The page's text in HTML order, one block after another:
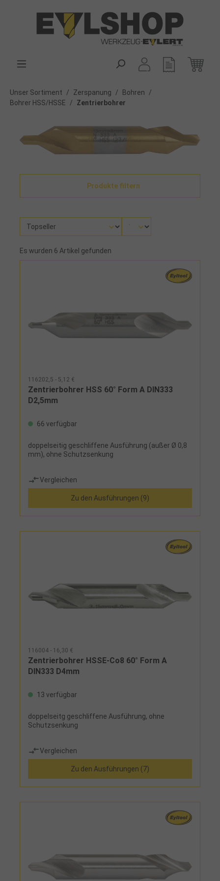
Unser Sortiment / Zerspanung / Bohren
/
Bohrer HSS/HSSE
/ Zentrierbohrer
Produkte filtern
Es wurden 6 Artikel gefunden
116202,5 - 5,12 €
Zentrierbohrer HSS 60° Form A DIN333
D2,5mm
66 verfügbar
doppelseitig geschliffene Ausführung (außer Ø 0,8
mm), ohne Schutzsenkung
Vergleichen
Zu den Ausführungen (9)
116004 - 16,30 €
Zentrierbohrer HSSE-Co8 60° Form A
DIN333 D4mm
13 verfügbar
doppelseitg geschliffene Ausführung, ohne
Schutzsenkung
Vergleichen
Zu den Ausführungen (7)